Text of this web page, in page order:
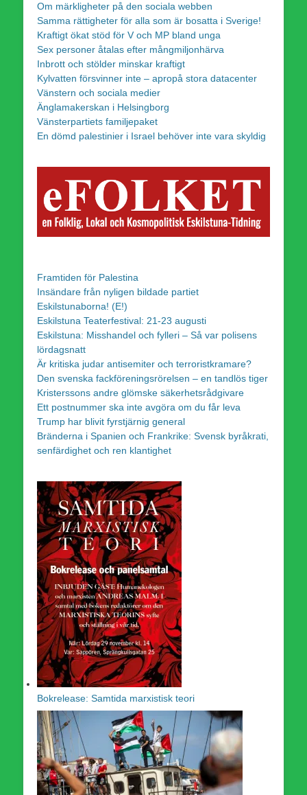
Om märkligheter på den sociala webben
Samma rättigheter för alla som är bosatta i Sverige!
Kraftigt ökat stöd för V och MP bland unga
Sex personer åtalas efter mångmiljonhärva
Inbrott och stölder minskar kraftigt
Kylvatten försvinner inte – apropå stora datacenter
Vänstern och sociala medier
Änglamakerskan i Helsingborg
Vänsterpartiets familjepaket
En dömd palestinier i Israel behöver inte vara skyldig
Framtiden för Palestina
Insändare från nyligen bildade partiet
Eskilstunaborna! (E!)
Eskilstuna Teaterfestival: 21-23 augusti
Eskilstuna: Misshandel och fylleri – Så var polisens
lördagsnatt
Är kritiska judar antisemiter och terroristkramare?
Den svenska fackföreningsrörelsen – en tandlös tiger
Kristerssons andre glömske säkerhetsrådgivare
Ett postnummer ska inte avgöra om du får leva
Trump har blivit fyrstjärnig general
Bränderna i Spanien och Frankrike: Svensk byråkrati,
senfärdighet och ren klantighet
Bokrelease: Samtida marxistisk teori